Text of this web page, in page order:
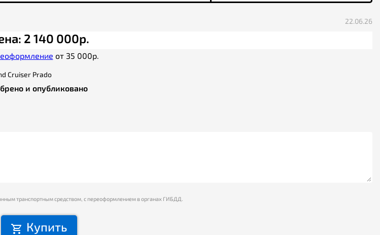
22.06.26
2 140 000р.
от 35 000р.
Cruiser Prado
и опубликовано
транспортным средством, с переоформлением в органах ГИБДД.
Купить